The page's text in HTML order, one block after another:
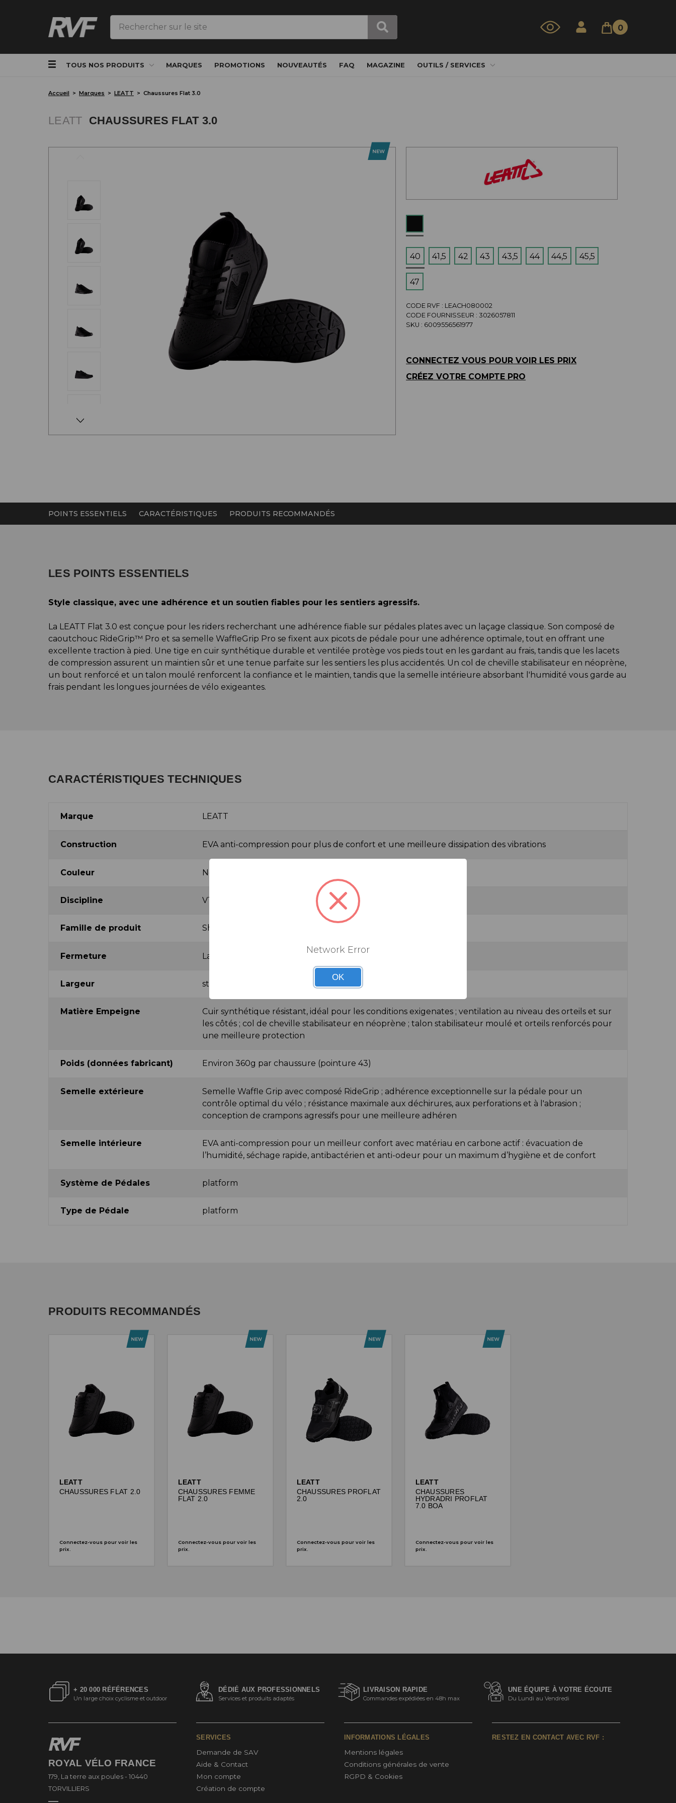
0
TOUS NOS PRODUITS MARQUES PROMOTIONS NOUVEAUTÉS FAQ MAGAZINE OUTILS / SERVICES
Accueil Marques LEATT Chaussures Flat 3.0
LEATT CHAUSSURES FLAT 3.0
40 41,5 42 43 43,5 44 44,5 45,5
47
CODE RVF : LEACH080002
CODE FOURNISSEUR :3026057811
SKU : 6009556561977
CONNECTEZ VOUS POUR VOIR LES PRIX
CRÉEZ VOTRE COMPTE PRO
POINTS ESSENTIELS CARACTÉRISTIQUES PRODUITS RECOMMANDÉS
LES POINTS ESSENTIELS
Style classique, avec une adhérence et un soutien fiables pour les sentiers agressifs.
La LEATT Flat 3.0 est conçue pour les riders recherchant une adhérence fiable sur pédales plates avec un laçage classique. Son composé de
caoutchouc RideGrip™ Pro et sa semelle WaffleGrip Pro se fixent aux picots de pédale pour une adhérence optimale, tout en offrant une
excellente traction à pied. Une tige en cuir synthétique durable et ventilée protège vos pieds tout en les gardant au frais, tandis que les lacets
de compression assurent un maintien sûr et une tenue parfaite sur les sentiers les plus accidentés. Un col de cheville stabilisateur en néoprène,
un bout renforcé et un talon moulé renforcent la confiance et le maintien, tandis que la semelle intérieure absorbant l'humidité vous garde au
frais pendant les longues journées de vélo exigeantes.
CARACTÉRISTIQUES TECHNIQUES
Marque LEATT
Construction EVA anti-compression pour plus de confort et une meilleure dissipation des vibrations
Couleur Noir
Discipline VTT
Famille de produit Shoes
Fermeture Lacets de compression Leatt pour un maintien sûr et optimal
Largeur standard
Matière Empeigne
Cuir synthétique résistant, idéal pour les conditions exigenates ; ventilation au niveau des orteils et sur
les côtés ; col de cheville stabilisateur en néoprène ; talon stabilisateur moulé et orteils renforcés pour
une meilleure protection
Poids (données fabricant) Environ 360g par chaussure (pointure 43)
Semelle extérieure
Semelle Waffle Grip avec composé RideGrip ; adhérence exceptionnelle sur la pédale pour un
contrôle optimal du vélo ; résistance maximale aux déchirures, aux perforations et à l'abrasion ;
conception de crampons agressifs pour une meilleure adhéren
Semelle intérieure
EVA anti-compression pour un meilleur confort avec matériau en carbone actif : évacuation de
l’humidité, séchage rapide, antibactérien et anti-odeur pour un maximum d’hygiène et de confort
Système de Pédales platform
Type de Pédale platform
PRODUITS RECOMMANDÉS
LEATT
CHAUSSURES FLAT 2.0
Connectez-vous pour voir les
prix.
LEATT
CHAUSSURES FEMME
FLAT 2.0
Connectez-vous pour voir les
prix.
LEATT
CHAUSSURES PROFLAT
2.0
Connectez-vous pour voir les
prix.
LEATT
CHAUSSURES
HYDRADRI PROFLAT
7.0 BOA
Connectez-vous pour voir les
prix.
+ 20 000 RÉFÉRENCES
Un large choix cyclisme et outdoor
DÉDIÉ AUX PROFESSIONNELS
Services et produits adaptés
LIVRAISON RAPIDE
Commandes expédiées en 48h max
UNE ÉQUIPE À VOTRE ÉCOUTE
Du Lundi au Vendredi
ROYAL VÉLO FRANCE
179, La terre aux poules - 10440
TORVILLIERS
SERVICES
Demande de SAV
Aide & Contact
Mon compte
Création de compte
INFORMATIONS LÉGALES
Mentions légales
Conditions générales de vente
RGPD & Cookies
RESTEZ EN CONTACT AVEC RVF :
Network Error
OK